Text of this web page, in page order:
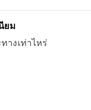
ยม
างเท่าไหร่